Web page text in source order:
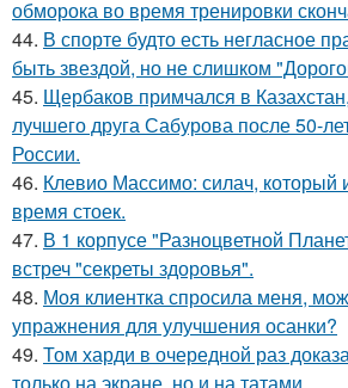
обморока во время тренировки
44. В спорте будто есть негласное
быть звездой, но не слишком
45. Щербаков примчался в
лучшего друга Сабурова после 50-
России.
46. Клевио Массимо: силач, который
время стоек.
47. В 1 корпусе "Разноцветной
встреч "секреты здоровья".
48. Моя клиентка спросила меня,
упражнения для улучшения осанки?
49. Том харди в очередной раз